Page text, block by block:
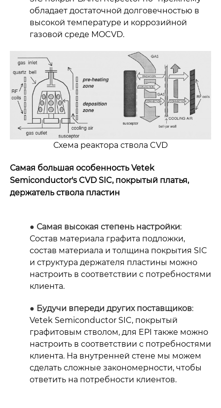
обладает достаточной долговечностью в
высокой температуре и коррозийной
газовой среде MOCVD.
Схема реактора ствола CVD
Самая большая особенность Vetek
Semiconductor's CVD SIC, покрытый платья,
держатель ствола пластин
● Самая высокая степень настройки:
Состав материала графита подложки,
состав материала и толщина покрытия SIC
и структура держателя пластины можно
настроить в соответствии с потребностями
клиента.
● Будучи впереди других поставщиков:
Vetek Semiconductor SIC, покрытый
графитовым стволом, для EPI также можно
настроить в соответствии с потребностями
клиента. На внутренней стене мы можем
сделать сложные закономерности, чтобы
ответить на потребности клиентов.